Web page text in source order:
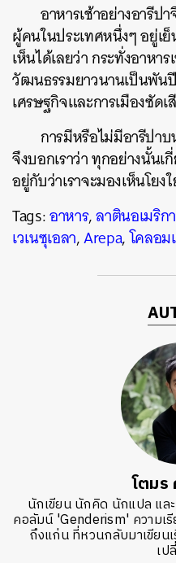
อาหารเช้าอย่างอารีป
ผู้คนในประเทศหนึ่งๆ อยู่เย็
เห็นได้เลยว่า กระทั่งอาหา
วัฒนธรรมยาวนานเป็นพัน
เศรษฐกิจและการเมืองซัด
การมีหรือไม่มีอารีปาบ
จึงบอกเราว่า ทุกอย่างนั้น
อยู่กับว่าเราจะมองเห็นโยง
Tags:อาหาร,ลาตินอเมริกา
เวเนซุเอลา,Arepa,โคลอม
โตมร
นักเขียน นักคิด นักแปล แล
คอลัมน์ 'Genderism' ความเ
ถึงแก่น ที่หวนกลับมาเขียน
เป